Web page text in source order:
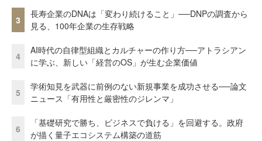
3
長寿企業のDNAは「変わり続けること」──DNPの調査から
見る、100年企業の生存戦略
4
AI時代の自律型組織とカルチャーの作り方──アトラシアン
に学ぶ、新しい「経営のOS」が生む企業価値
5
学術知見を武器に前例のない新規事業を成功させる──論文
ニュース「有用性と厳密性のジレンマ」
6
「基礎研究で勝ち、ビジネスで負ける」を回避する。政府
が描く量子エコシステム構築の道筋